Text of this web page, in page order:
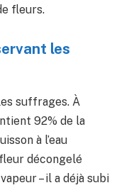
fleurs.
les
suffrages. À
92% de la
à l’eau
décongelé
– il a déjà subi